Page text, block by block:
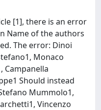
[1], there is an error
Name of the authors
The error: Dinoi
Monaco
Campanella
Should instead
Mummolo1,
Vincenzo